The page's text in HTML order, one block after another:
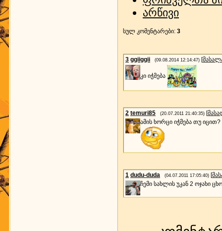
არწივი
სულ კომენტარები: 3
3 ggiiggii (09.08.2014 12:14:47) [
კი იჭმება
2 temuri85 (20.07.2011 21:40:35) [
ამის ხორცი იჭმება თუ იცით?
1 dudu-duda (04.07.2011 17:05:40) [
ჩემი სახლის უკან 2 ოჯახი